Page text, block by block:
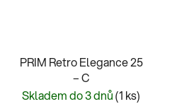
PRIM Retro Elegance 25
– C
Skladem do 3 dnů(1 ks)